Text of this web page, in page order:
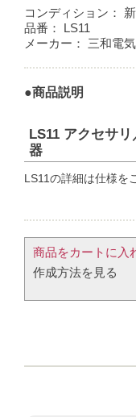
コンディション：
品番：
LS11
メーカー：
三和電
●商品説明
LS11 アクセサ
器
LS11の詳細は仕様を
商品をカートに入
作成方法を見る​​